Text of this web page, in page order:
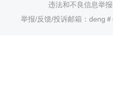
违法和不良信息举
举报/反馈/投诉邮箱：deng